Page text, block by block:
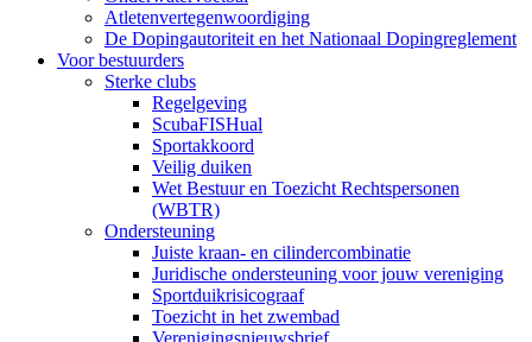
Atletenvertegenwoordiging
De Dopingautoriteit en het Nationaal Dopingreglement
Voor bestuurders
Sterke clubs
Regelgeving
ScubaFISHual
Sportakkoord
Veilig duiken
Wet Bestuur en Toezicht Rechtspersonen
(WBTR)
Ondersteuning
Juiste kraan- en cilindercombinatie
Juridische ondersteuning voor jouw vereniging
Sportduikrisicograaf
Toezicht in het zwembad
Verenigingsnieuwsbrief